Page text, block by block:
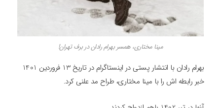
مینا مختاری، همسر بهرام رادان در برف تهران!
بهرام رادان با انتشار پستی در اینستاگرام در تاریخ 13 فروردین 1401
خبر رابطه اش را با مینا مختاری، طراح مد علنی کرد.